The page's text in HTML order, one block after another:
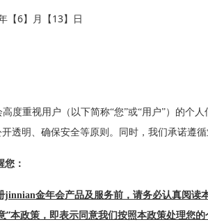
【6】月【 13】日
度重视用户（以下简称“您”或“用户”）的个人信
开透明、确保安全等原则。同时，我们承诺遵
：
金年会产品及服务前，请务必认真阅读
”本政策，即表示同意我们按照本政策处理您